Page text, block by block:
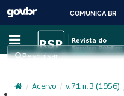
COMUNICA BR
Pesquisar
/ Acervo / v. 71 n. 3 (1956)